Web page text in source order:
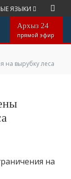
ЯЗЫКИ
Архыз 24
прямой эфир
на вырубку леса